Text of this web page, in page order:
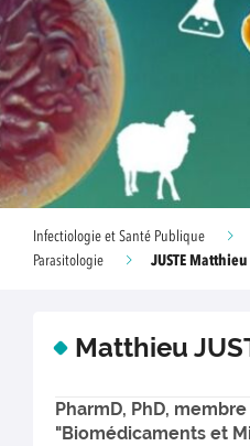
Infectiologie et Santé Publique
Parasitologie
JUSTE Matthieu
Matthieu
PharmD, PhD,
"Biomédicaments et